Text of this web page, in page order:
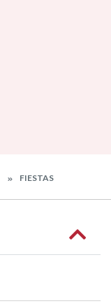
FIESTAS